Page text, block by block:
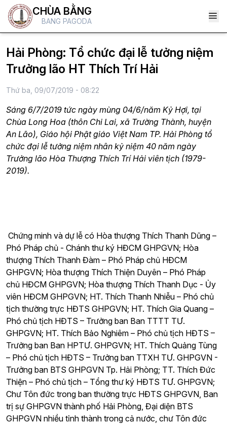
CHÙA BẰNG
BANG PAGODA
Hải Phòng: Tổ chức đại lễ tưởng niệm
Trưởng lão HT Thích Trí Hải
Thứ ba, 09/07/2019 - 08:22
Sáng 6/7/2019 tức ngày mùng 04/6/năm Kỷ Hợi, tại
Chùa Long Hoa (thôn Chi Lai, xã Trường Thành, huyện
An Lão), Giáo hội Phật giáo Việt Nam TP. Hải Phòng tổ
chức đại lễ tưởng niệm nhân kỷ niệm 40 năm ngày
Trưởng lão Hòa Thượng Thích Trí Hải viên tịch (1979-
2019).
Chứng minh và dự lễ có Hòa thượng Thích Thanh Dũng –
Phó Pháp chủ - Chánh thư ký HĐCM GHPGVN; Hòa
thượng Thích Thanh Đàm – Phó Pháp chủ HĐCM
GHPGVN; Hòa thượng Thích Thiện Duyên – Phó Pháp
chủ HĐCM GHPGVN; Hòa thượng Thích Thanh Dục - Ủy
viên HĐCM GHPGVN; HT. Thích Thanh Nhiễu – Phó chủ
tịch thường trực HĐTS GHPGVN; HT. Thích Gia Quang –
Phó chủ tịch HĐTS – Trưởng ban Ban TTTT TƯ.
GHPGVN; HT. Thích Bảo Nghiêm – Phó chủ tịch HĐTS –
Trưởng ban Ban HPTƯ. GHPGVN; HT. Thích Quảng Tùng
– Phó chủ tịch HĐTS – Trưởng ban TTXH TƯ. GHPGVN -
Trưởng ban BTS GHPGVN Tp. Hải Phòng; TT. Thích Đức
Thiện – Phó chủ tịch – Tổng thư ký HĐTS TƯ. GHPGVN;
Chư Tôn đức trong ban thường trực HĐTS GHPGVN, Ban
trị sự GHPGVN thành phố Hải Phòng, Đại diện BTS
GHPGVN nhiều tỉnh thành trong cả nước, chư Tôn đức